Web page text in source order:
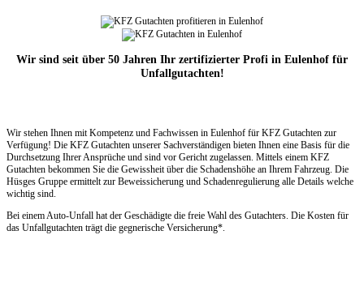
Wir sind seit über 50 Jahren Ihr zertifizierter Profi in Eulenhof für
Unfallgutachten!
Wir stehen Ihnen mit Kompetenz und Fachwissen in Eulenhof für KFZ Gutachten zur
Verfügung! Die KFZ Gutachten unserer Sachverständigen bieten Ihnen eine Basis für die
Durchsetzung Ihrer Ansprüche und sind vor Gericht zugelassen. Mittels einem KFZ
Gutachten bekommen Sie die Gewissheit über die Schadenshöhe an Ihrem Fahrzeug. Die
Hüsges Gruppe ermittelt zur Beweissicherung und Schadenregulierung alle Details welche
wichtig sind.
Bei einem Auto-Unfall hat der Geschädigte die freie Wahl des Gutachters. Die Kosten für
das Unfallgutachten trägt die gegnerische Versicherung*.